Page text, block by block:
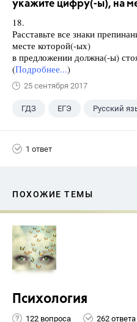
укажите цифру(-ы), на
18.
Расставьте все знаки
месте которой(-ых)
в предложении должна(-ы)
(Подробнее...)
25 сентября 2017
ГДЗ ЕГЭ Русский
1 ответ
ПОХОЖИЕ ТЕМЫ
Психология
122 вопроса 262 ответа